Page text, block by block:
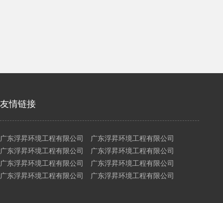
广东浮昇环境工程有限公司 广东浮昇环境工程有限公司
广东浮昇环境工程有限公司 广东浮昇环境工程有限公司
广东浮昇环境工程有限公司 广东浮昇环境工程有限公司
广东浮昇环境工程有限公司 广东浮昇环境工程有限公司
友情链接